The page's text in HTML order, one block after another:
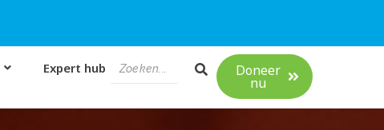
Expert hub Doneer
nu